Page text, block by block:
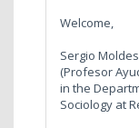
Welcome,
Sergio
(Profesor
in the
Sociology at